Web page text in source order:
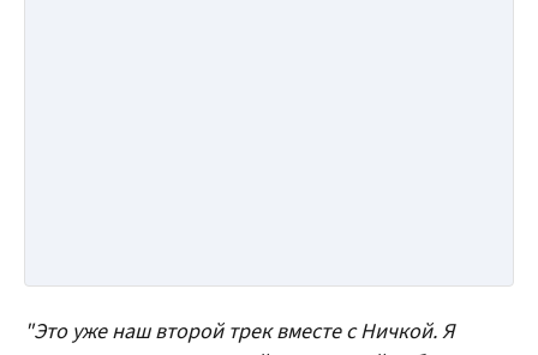
"Это уже наш второй трек вместе с Ничкой. Я